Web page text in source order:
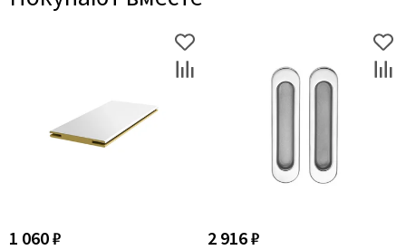
1 060 ₽ 2 916 ₽